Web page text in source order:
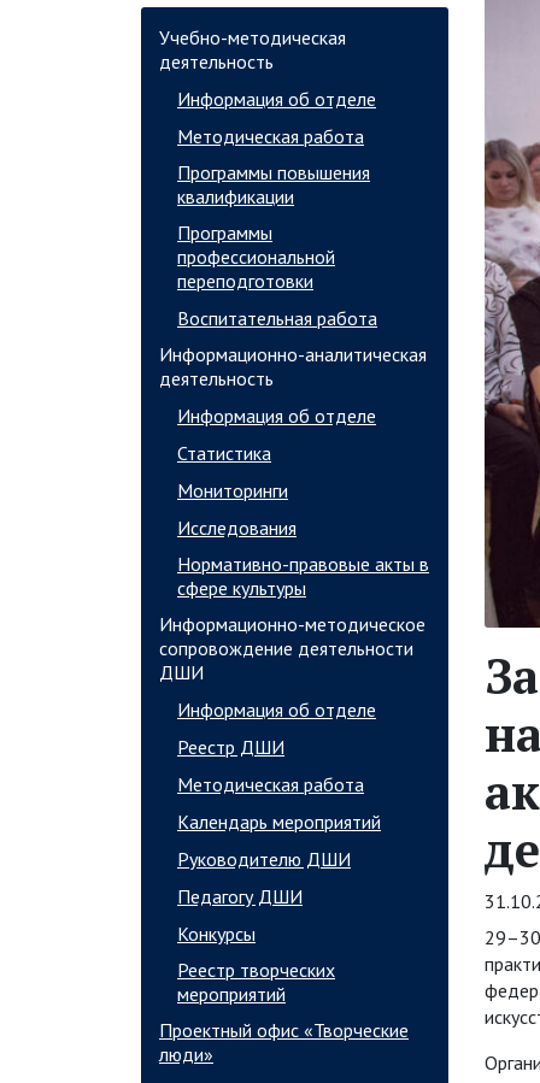
Учебно-методическая
деятельность
Информация об отделе
Методическая работа
Программы повышения
квалификации
Программы
профессиональной
переподготовки
Воспитательная работа
Информационно-аналитическая
деятельность
Информация об отделе
Статистика
Мониторинги
Исследования
Нормативно-правовые акты в
сфере культуры
Информационно-методическое
сопровождение деятельности
ДШИ
Информация об отделе
Реестр ДШИ
Методическая работа
Календарь мероприятий
Руководителю ДШИ
Педагогу ДШИ
Конкурсы
Реестр творческих
мероприятий
Проектный офис «Творческие
люди»
29–30